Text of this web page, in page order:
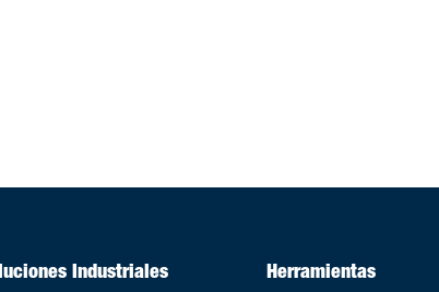
Industriales Herramientas